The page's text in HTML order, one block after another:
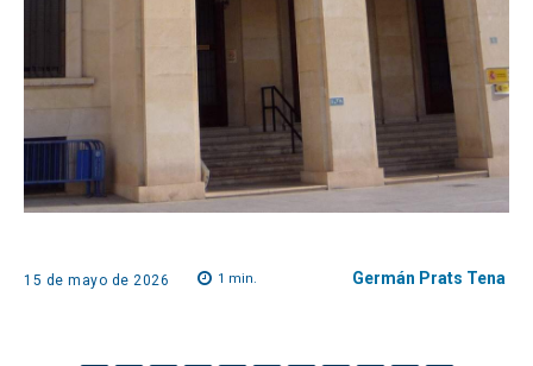
15 de mayo de 2026 1 min. Germán Prats Tena